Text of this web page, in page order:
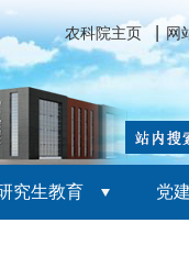
农科院主页 网
究生教育 党